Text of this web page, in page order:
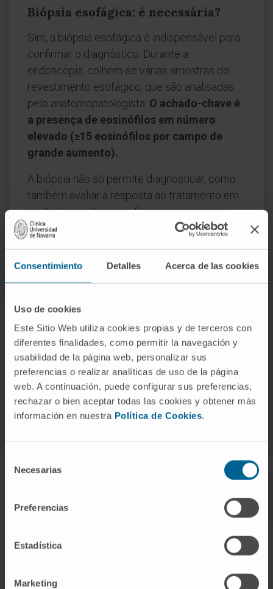
Consentimiento Detalles Acerca de las cookies
Uso de cookies
Este Sitio Web utiliza cookies propias y de terceros con
diferentes finalidades, como permitir la navegación y
usabilidad de la página web, personalizar sus
preferencias o realizar analíticas de uso de la página
web. A continuación, puede configurar sus preferencias,
rechazar o bien aceptar todas las cookies y obtener más
información en nuestra Política de Cookies.
Necesarias
Preferencias
Estadística
Marketing
Biópsia esofágica: é necessária?
Sim, a biópsia esofágica é indispensável para
confirmar o diagnóstico. Durante a
endoscopia, colhem-se várias amostras do
revestimento esofágico, que são analisadas
pelo anatomopatologista. O achado-chave é
a presença de eosinófilos em número
elevado (≥15 eosinófilos por campo de
grande aumento).
A biópsia não só permite diagnosticar, como
também avaliar a resposta ao tratamento em
controlos posteriores. É um exame seguro,
bem tolerado e essencial para diferenciar a
inflamação esofágica.
Como se trata a esofagite
eosinofílica?
O objetivo principal é reduzir a inflamação do esófago,
aliviar os sintomas e prevenir complicações a longo
prazo.
primeira linha
esofágica
Embora os IBP — como omeprazol, esomeprazol ou
tratar o refluxo ácido, comprovou-se que também